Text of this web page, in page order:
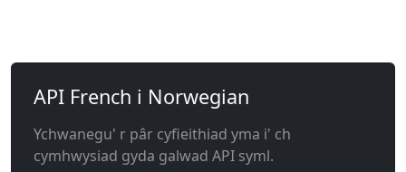
API French i Norwegian
Ychwanegu' r pâr cyfieithiad yma i' ch
cymhwysiad gyda galwad API syml.